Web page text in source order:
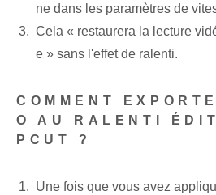
ne dans les paramètres de
Cela « restaurera la lecture
e » sans l'effet de ralenti⁤.
COMMENT
O AU RALENTI
PCUT ?
Une fois que vous avez